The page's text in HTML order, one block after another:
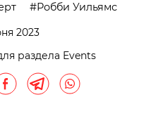
Робби Уильямс
2023
раздела Events